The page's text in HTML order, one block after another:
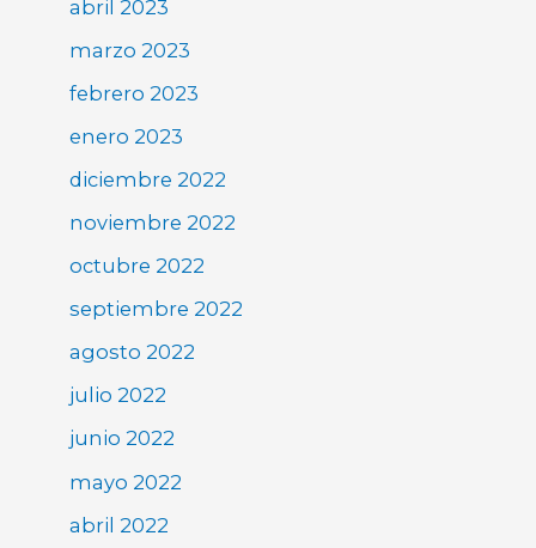
abril 2023
marzo 2023
febrero 2023
enero 2023
diciembre 2022
noviembre 2022
octubre 2022
septiembre 2022
agosto 2022
julio 2022
junio 2022
mayo 2022
abril 2022